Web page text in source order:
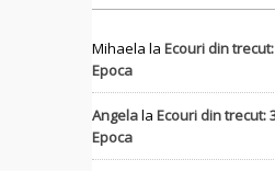
Mihaela la Ecouri din
Epoca
Angelala Ecouri din trecut:
Epoca